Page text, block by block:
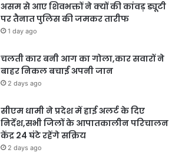
असम से आए शिवभक्तों ने क्यों की कांवड़ ड्यूटी
पर तैनात पुलिस की जमकर तारीफ
1 day ago
चलती कार बनी आग का गोला,कार सवारों ने
बाहर निकल बचाई अपनी जान
2 days ago
सीएम धामी ने प्रदेश में हाई अलर्ट के दिए
निर्देश,सभी जिलों के आपातकालीन परिचालन
केंद्र 24 घंटे रहेंगे सक्रिय
2 days ago